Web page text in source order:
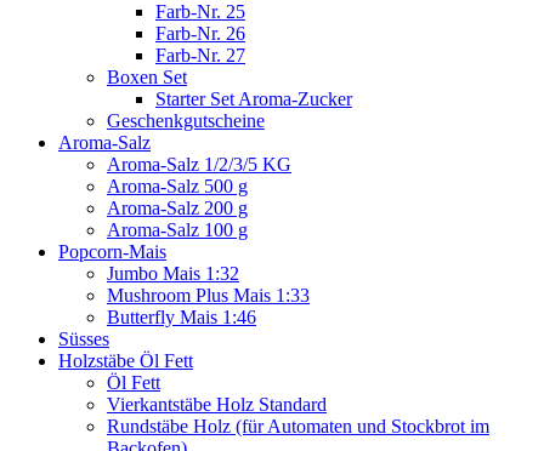
Farb-Nr. 25
Farb-Nr. 26
Farb-Nr. 27
Boxen Set
Starter Set Aroma-Zucker
Geschenkgutscheine
Aroma-Salz
Aroma-Salz 1/2/3/5 KG
Aroma-Salz 500 g
Aroma-Salz 200 g
Aroma-Salz 100 g
Popcorn-Mais
Jumbo Mais 1:32
Mushroom Plus Mais 1:33
Butterfly Mais 1:46
Süsses
Holzstäbe Öl Fett
Öl Fett
Vierkantstäbe Holz Standard
Rundstäbe Holz (für Automaten und Stockbrot im